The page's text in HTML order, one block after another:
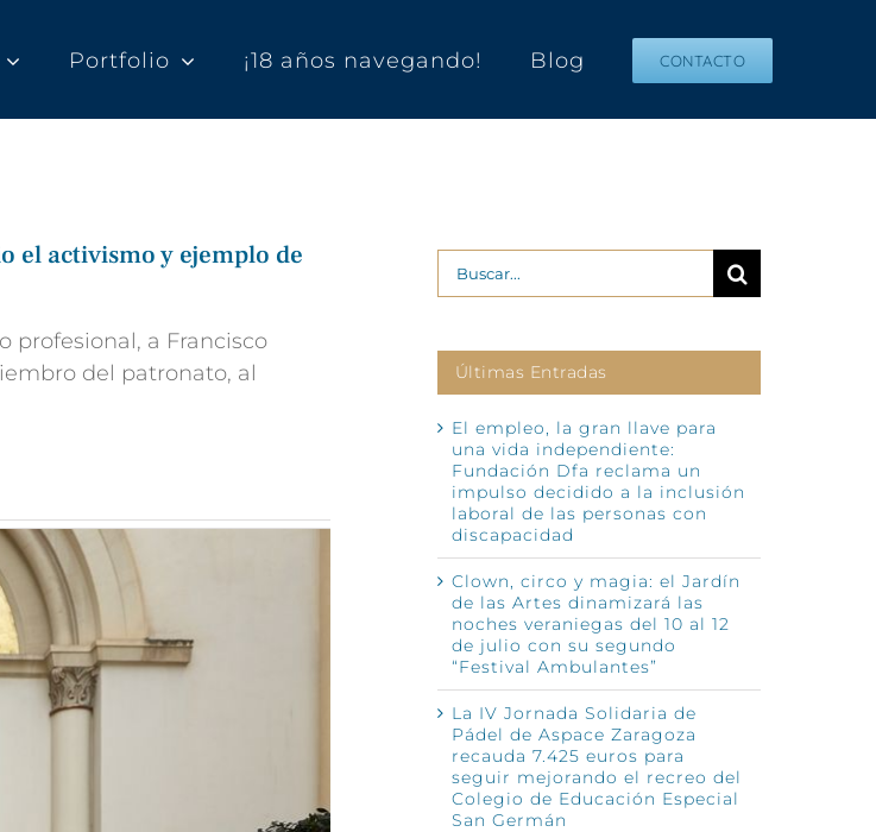
Portfolio ¡18 años navegando! Blog CONTACTO
el activismo y ejemplo de
profesional, a Francisco
del patronato, al
Buscar:
Últimas Entradas
El empleo, la gran llave para
una vida independiente:
Fundación Dfa reclama un
impulso decidido a la inclusión
laboral de las personas con
discapacidad
Clown, circo y magia: el Jardín
de las Artes dinamizará las
noches veraniegas del 10 al 12
de julio con su segundo
“Festival Ambulantes”
La IV Jornada Solidaria de
Pádel de Aspace Zaragoza
recauda 7.425 euros para
seguir mejorando el recreo del
Colegio de Educación Especial
San Germán